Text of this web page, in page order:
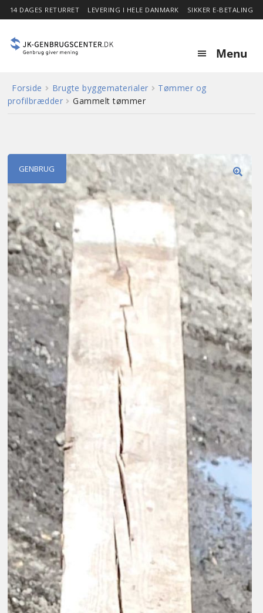
14 DAGES RETURRET LEVERING I HELE DANMARK SIKKER E-BETALING
Menu
Forside
Stor besparelse
Nyheder
Om
Kontakt
Forside Brugte byggematerialer
Tømmer og
profilbrædder
Gammelt tømmer
🔍
GENBRUG